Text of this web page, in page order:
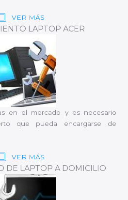
VER MÁS
LAPTOP ACER
en el mercado y es necesario
que pueda encargarse de
VER MÁS
DE LAPTOP A DOMICILIO